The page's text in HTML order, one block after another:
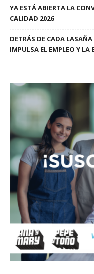
YA ESTÁ ABIERTA LA
CALIDAD 2026
DETRÁS DE CADA
IMPULSA EL EMPLEO Y LA